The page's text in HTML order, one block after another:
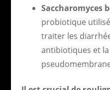
Saccharomyces
probiotique
traiter les
antibiotiques et